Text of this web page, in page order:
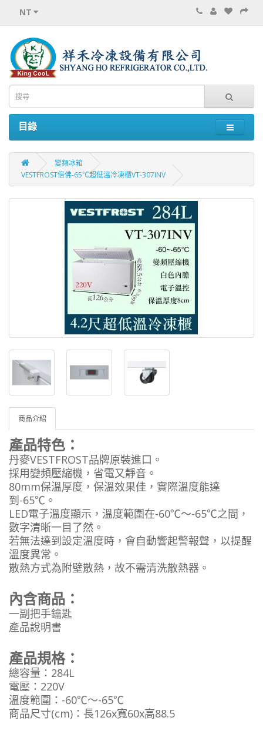
NT
目錄
變頻冰箱
VESTFROST倍佛-65℃超低溫冷凍櫃VT-307INV
商品介紹
產品特色：
丹麥VESTFROST品牌原裝進口。
採用變頻壓縮機，省電又靜音。
80mm保溫厚度，保溫效果佳，實際溫度能達
到-65℃。
LED電子溫度顯示，溫度範圍在-60℃～-65℃之間，
數字清晰一目了然。
若無法達到設定溫度時，會自動響起警報聲，以提醒
溫度異常。
散熱方式為附壁散熱，故不需清洗散熱器。
內含商品：
一副把手鑰匙
產品說明書
產品規格：
總容量：284L
電壓：220V
溫度範圍：-60℃～-65℃
商品尺寸(cm)：長126x寬60x高88.5